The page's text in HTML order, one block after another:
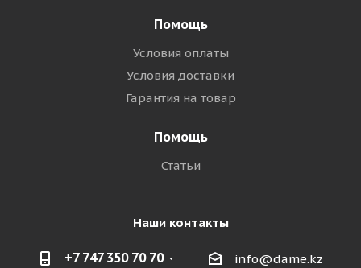
Помощь
Условия оплаты
Условия доставки
Гарантия на товар
Помощь
Статьи
Наши контакты
+7 747 350 70 70 info@dame.kz